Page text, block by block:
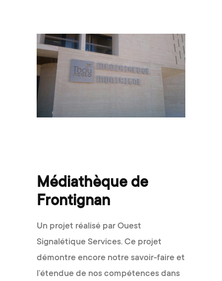
Médiathèque de
Frontignan
Un projet réalisé par Ouest
Signalétique Services. Ce projet
démontre encore notre savoir-faire et
l’étendue de nos compétences dans